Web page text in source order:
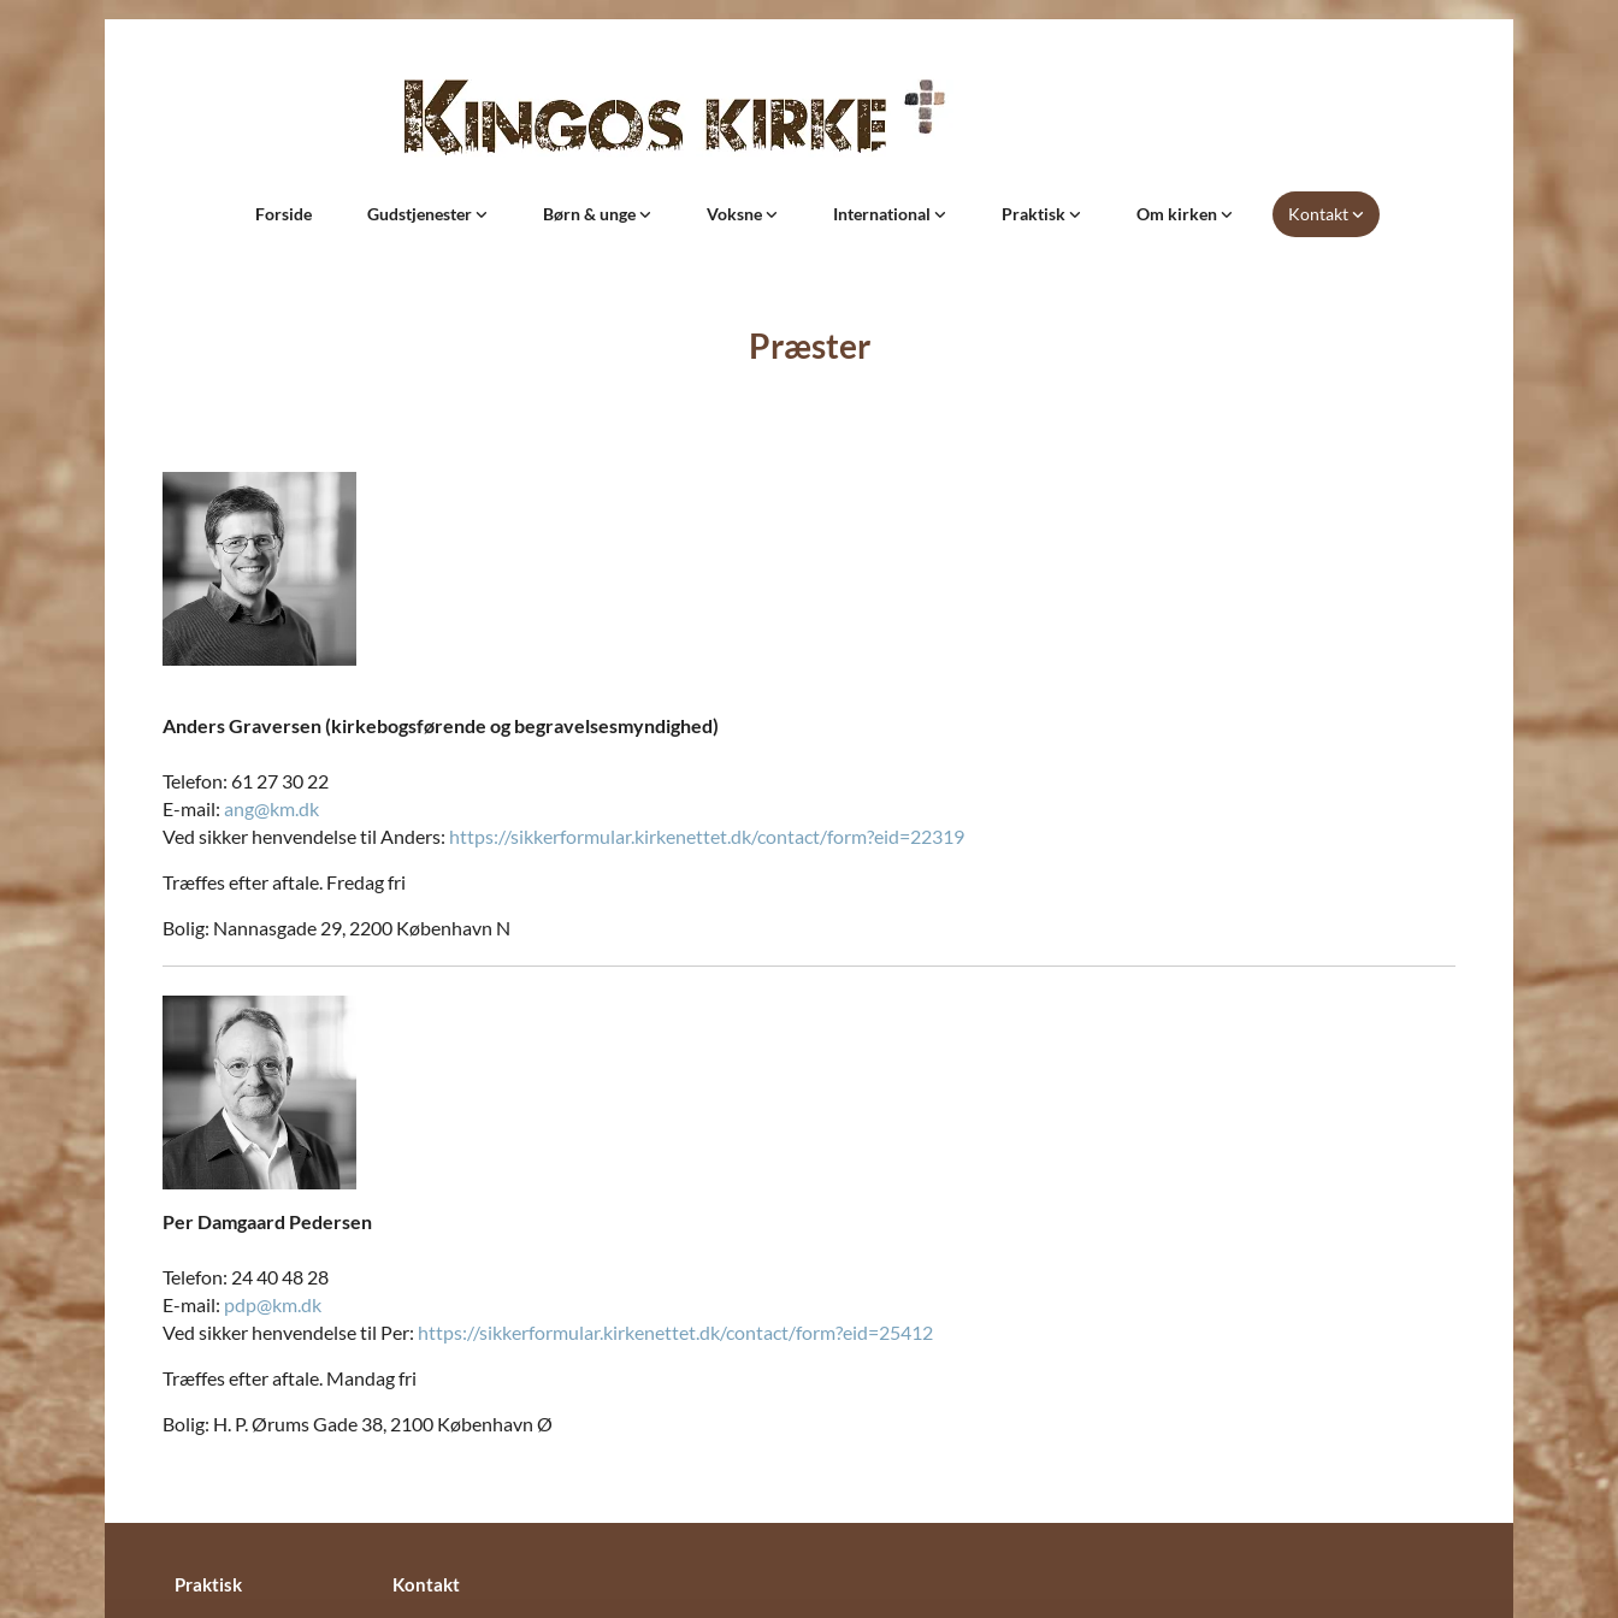
Forside Gudstjenester Børn & unge Voksne International Praktisk Om kirken Kontakt
Præster
Anders Graversen (kirkebogsførende og begravelsesmyndighed)
Telefon: 61 27 30 22
E-mail: ang@km.dk
Ved sikker henvendelse til Anders: https://sikkerformular.kirkenettet.dk/contact/form?eid=22319
Træffes efter aftale. Fredag fri
Bolig: Nannasgade 29, 2200 København N
Per Damgaard Pedersen
Telefon: 24 40 48 28
E-mail: pdp@km.dk
Ved sikker henvendelse til Per: https://sikkerformular.kirkenettet.dk/contact/form?eid=25412
Træffes efter aftale. Mandag fri
Bolig: H. P. Ørums Gade 38, 2100 København Ø
Praktisk Kontakt